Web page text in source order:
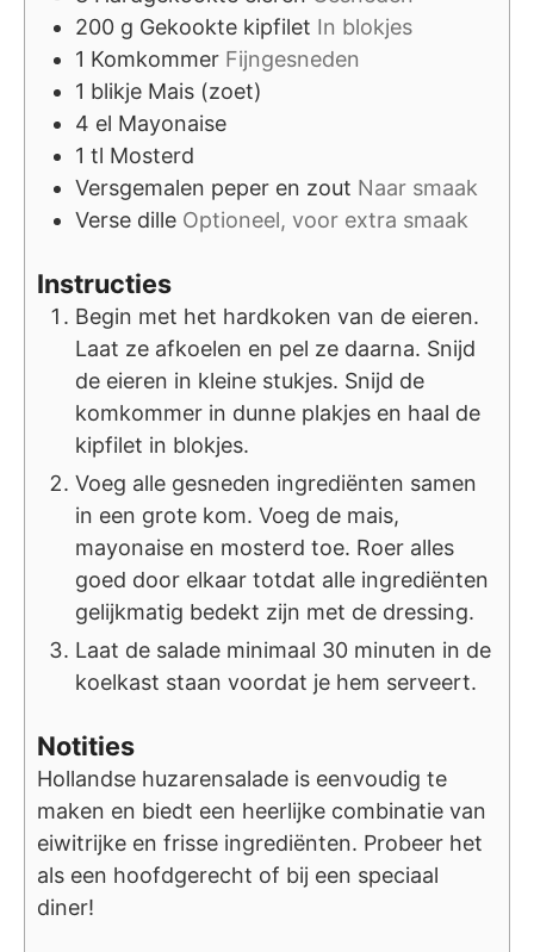
200 g Gekookte kipfilet In blokjes
1 Komkommer Fijngesneden
1 blikje Mais (zoet)
4 el Mayonaise
1 tl Mosterd
Versgemalen peper en zout Naar smaak
Verse dille Optioneel, voor extra smaak
Instructies
Begin met het hardkoken van de eieren.
Laat ze afkoelen en pel ze daarna. Snijd
de eieren in kleine stukjes. Snijd de
komkommer in dunne plakjes en haal de
kipfilet in blokjes.
Voeg alle gesneden ingrediënten samen
in een grote kom. Voeg de mais,
mayonaise en mosterd toe. Roer alles
goed door elkaar totdat alle ingrediënten
gelijkmatig bedekt zijn met de dressing.
Laat de salade minimaal 30 minuten in de
koelkast staan voordat je hem serveert.
Notities
Hollandse huzarensalade is eenvoudig te
maken en biedt een heerlijke combinatie van
eiwitrijke en frisse ingrediënten. Probeer het
als een hoofdgerecht of bij een speciaal
diner!